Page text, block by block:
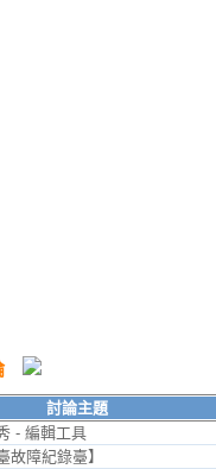
討論主題
- 編輯工具
故障紀錄臺】